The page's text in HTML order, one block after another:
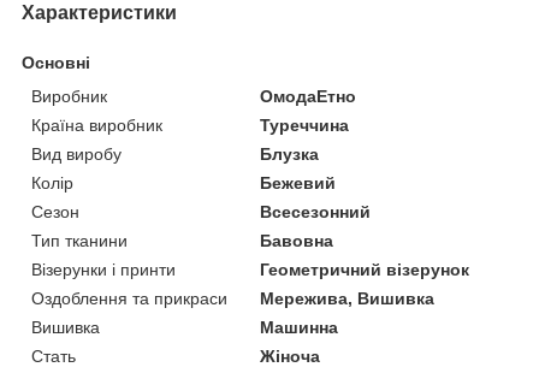
Характеристики
Основні
Виробник
ОмодаЕтно
Країна виробник
Туреччина
Вид виробу
Блузка
Колір
Бежевий
Сезон
Всесезонний
Тип тканини
Бавовна
Візерунки і принти
Геометричний візерунок
Оздоблення та прикраси
Мережива, Вишивка
Вишивка
Машинна
Стать
Жіноча